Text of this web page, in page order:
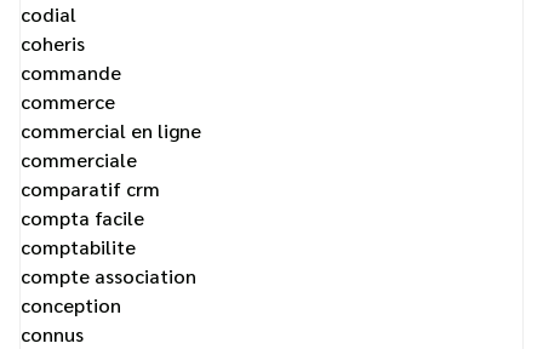
codial
coheris
commande
commerce
commercial en ligne
commerciale
comparatif crm
compta facile
comptabilite
compte association
conception
connus